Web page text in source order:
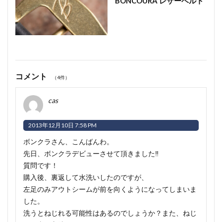
コメント （4件）
cas
2013年12月10日 7:58 PM
ボンクラさん、こんばんわ。
先日、ボンクラデビューさせて頂きました‼︎
質問です！
購入後、裏返して水洗いしたのですが、
左足のみアウトシームが前を向くようになってしまいま
した。
洗うとねじれる可能性はあるのでしょうか？また、ねじ